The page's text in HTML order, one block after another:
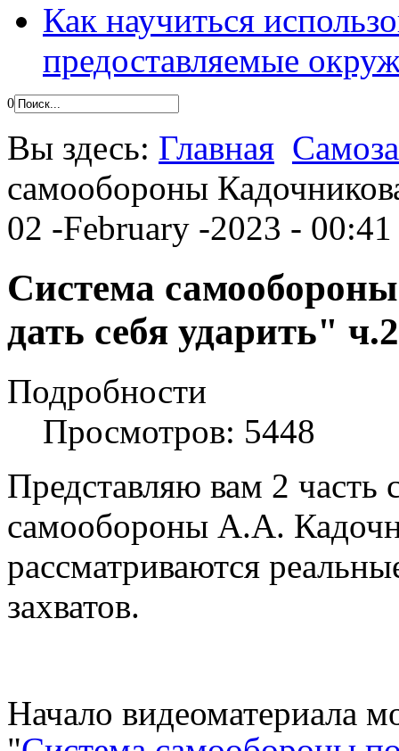
Как научиться
предоставляемые
0
Вы здесь: Главная
самообороны
02 -February -2023 - 00:41
Система
дать себя ударить" ч.2
Подробности
Просмотров: 5448
Представляю вам 2 часть
самообороны А.А.
рассматриваются
захватов.
Начало видеоматериала